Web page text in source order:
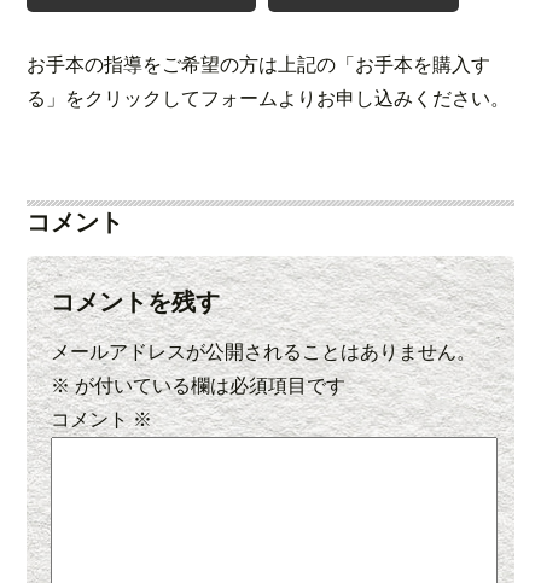
お手本の指導をご希望の方は上記の「お手本を購入す
る」をクリックしてフォームよりお申し込みください。
コメント
コメントを残す
メールアドレスが公開されることはありません。
※が付いている欄は必須項目です
コメント※